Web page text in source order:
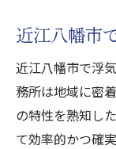
近江八幡市
近江八幡市で浮
務所は地域に密
の特性を熟知し
て効率的かつ確